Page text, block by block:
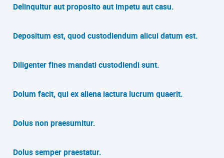
Delinquitur aut proposito aut impetu aut casu.
Depositum est, quod custodiendum alicui datum est.
Diligenter fines mandati custodiendi sunt.
Dolum facit, qui ex aliena iactura lucrum quaerit.
Dolus non praesumitur.
Dolus semper praestatur.